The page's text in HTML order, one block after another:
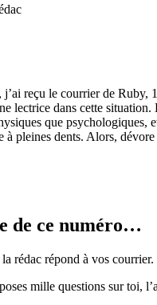
reçu le courrier de Ruby,
lectrice dans cette
que psychologiques,
à pleines dents. Alors,
de ce numéro…
la rédac répond à vos courrier.
mille questions sur toi,